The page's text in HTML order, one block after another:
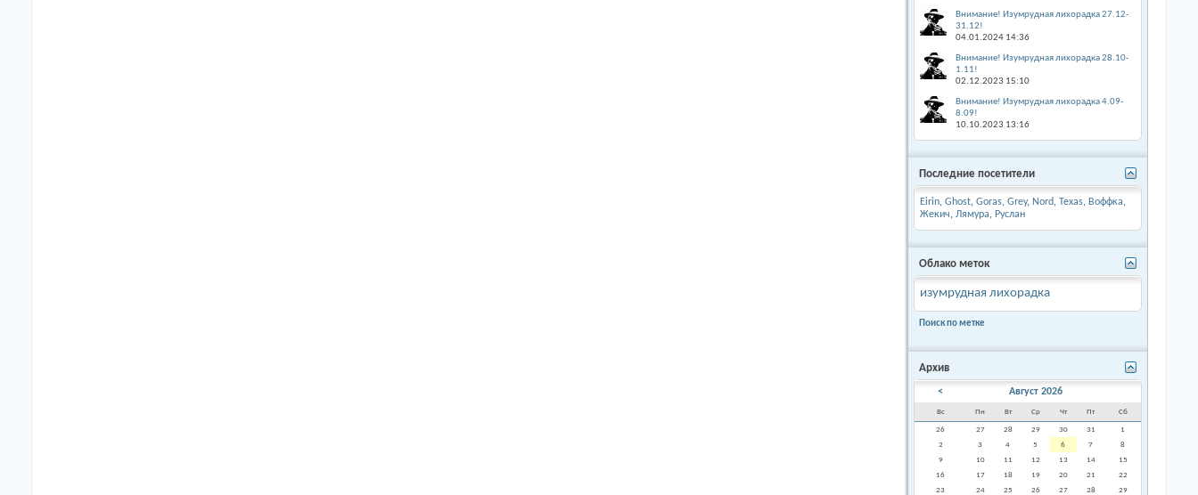
Внимание! Изумрудная лихорадка 27.12-
31.12!
04.01.2024 14:36
Внимание! Изумрудная лихорадка 28.10-
1.11!
02.12.2023 15:10
Внимание! Изумрудная лихорадка 4.09-
8.09!
10.10.2023 13:16
Последние посетители
Eirin, Ghost, Goras, Grey, Nord, Texas, Воффка,
Жекич, Лямура, Руслан
Облако меток
изумрудная лихорадка
Поиск по метке
Архив
< Август 2026
Вс Пн Вт Ср Чт Пт Сб
26 27 28 29 30 31
1
2
3 4 5 6 7
8
9
10 11 12 13 14
15
16
17 18 19 20 21
22
23
24 25 26 27 28 29